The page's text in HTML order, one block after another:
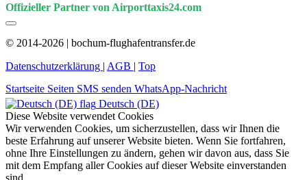
Offizieller Partner von Airporttaxis24.com
© 2014-2026 | bochum-flughafentransfer.de
Datenschutzerklärung | AGB | Top
Startseite Seiten SMS senden WhatsApp-Nachricht
Deutsch (DE)
Diese Website verwendet Cookies
Wir verwenden Cookies, um sicherzustellen, dass wir Ihnen die
beste Erfahrung auf unserer Website bieten. Wenn Sie fortfahren,
ohne Ihre Einstellungen zu ändern, gehen wir davon aus, dass Sie
mit dem Empfang aller Cookies auf dieser Website einverstanden
sind.